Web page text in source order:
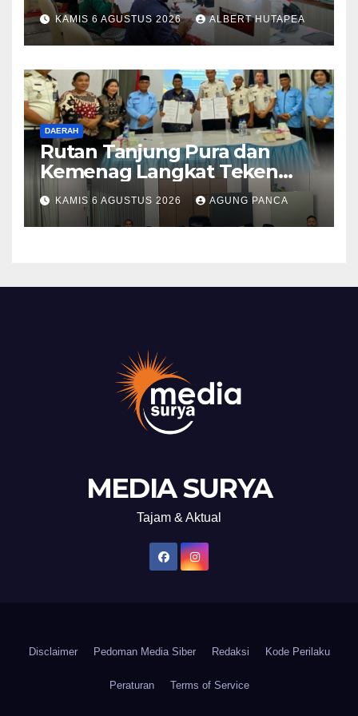
Berkat Layanan Pengukuran
Terjadwal
KAMIS 6 AGUSTUS 2026 ALBERT HUTAPEA
DAERAH
Rutan Tanjung Pura dan
Kemenag Langkat Teken
PKS Pembinaan Kerohanian
Warga Binaan
KAMIS 6 AGUSTUS 2026 AGUNG PANCA
MEDIA SURYA
Tajam & Aktual
Disclaimer Pedoman Media Siber Redaksi Kode Perilaku
Peraturan Terms of Service